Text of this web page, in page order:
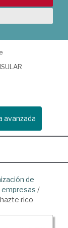
avanzada
de
empresas /
rico